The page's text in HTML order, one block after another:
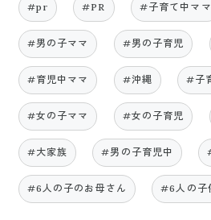
#pr #PR #子育て中ママ
#男の子ママ #男の子育児
#育児中ママ #沖縄 #子
#女の子ママ #女の子育児
#大家族 #男の子育児中
#6人の子のお母さん #6人の子